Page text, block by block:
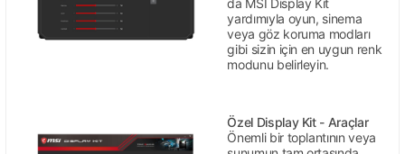
da MSI Display Kit
yardımıyla oyun, sinema
veya göz koruma modları
gibi sizin için en uygun renk
modunu belirleyin.
Özel Display Kit - Araçlar
Önemli bir toplantının veya